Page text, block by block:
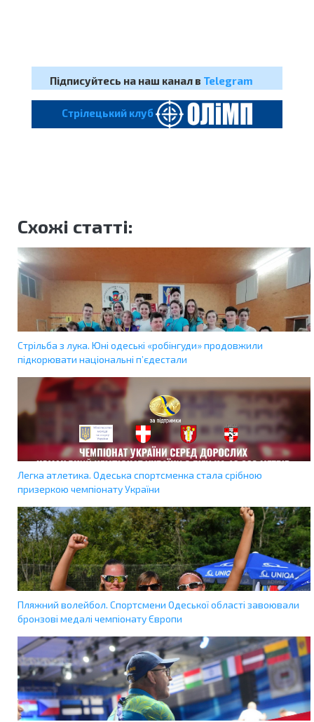
Підписуйтесь на наш канал в Telegram
Cтрілецький клуб
Схожі статті:
Стрільба з лука. Юні одеські «робінгуди» продовжили
підкорювати національні п’єдестали
Легка атлетика. Одеська спортсменка стала срібною
призеркою чемпіонату України
Пляжний волейбол. Спортсмени Одеської області завоювали
бронзові медалі чемпіонату Європи